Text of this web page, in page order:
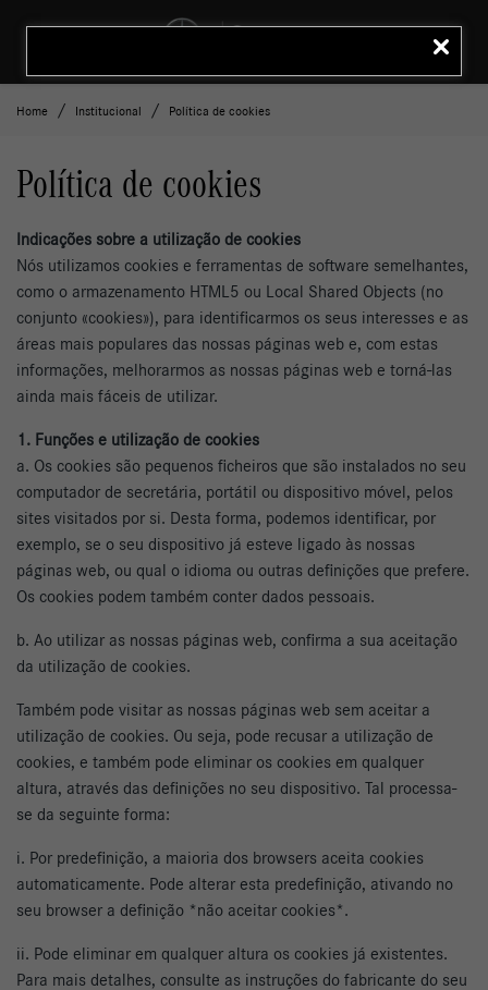
LIGAR
Home Institucional Política de cookies
Política de cookies
Indicações sobre a utilização de cookies
Nós utilizamos cookies e ferramentas de software semelhantes,
como o armazenamento HTML5 ou Local Shared Objects (no
conjunto «cookies»), para identificarmos os seus interesses e as
áreas mais populares das nossas páginas web e, com estas
informações, melhorarmos as nossas páginas web e torná-las
ainda mais fáceis de utilizar.
1. Funções e utilização de cookies
a. Os cookies são pequenos ficheiros que são instalados no seu
computador de secretária, portátil ou dispositivo móvel, pelos
sites visitados por si. Desta forma, podemos identificar, por
exemplo, se o seu dispositivo já esteve ligado às nossas
páginas web, ou qual o idioma ou outras definições que prefere.
Os cookies podem também conter dados pessoais.
b. Ao utilizar as nossas páginas web, confirma a sua aceitação
da utilização de cookies.
Também pode visitar as nossas páginas web sem aceitar a
utilização de cookies. Ou seja, pode recusar a utilização de
cookies, e também pode eliminar os cookies em qualquer
altura, através das definições no seu dispositivo. Tal processa-
se da seguinte forma:
i. Por predefinição, a maioria dos browsers aceita cookies
automaticamente. Pode alterar esta predefinição, ativando no
seu browser a definição *não aceitar cookies*.
ii. Pode eliminar em qualquer altura os cookies já existentes.
Para mais detalhes, consulte as instruções do fabricante do seu